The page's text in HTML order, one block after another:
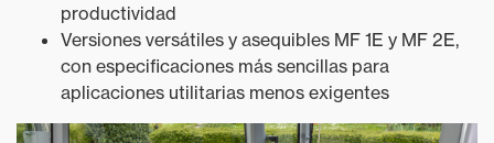
productividad
Versiones versátiles y asequibles MF 1E y MF 2E,
con especificaciones más sencillas para
aplicaciones utilitarias menos exigentes